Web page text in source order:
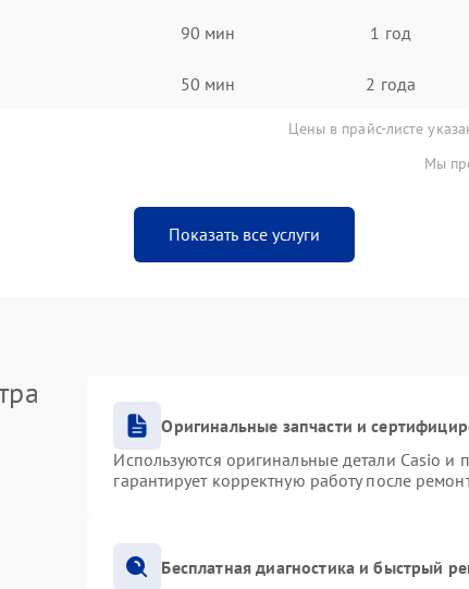
90 мин 1 год
50 мин 2 года
Цены в прайс-листе
Мы
Показать все услуги
Оригинальные запчасти и
Используются оригинальные детали Casio
гарантирует корректную работу после
Бесплатная диагностика и быстрый